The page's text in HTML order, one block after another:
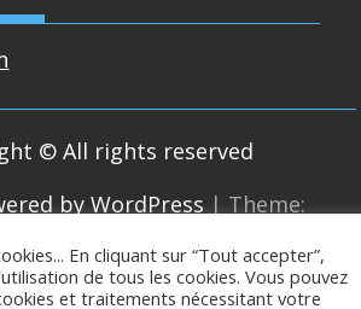
© All rights reserved
by WordPress | Theme:
En cliquant sur “Tout accepter”,
de tous les cookies. Vous pouvez
et traitements nécessitant votre